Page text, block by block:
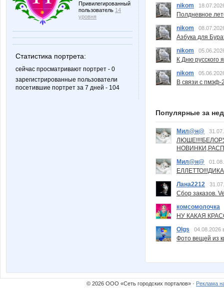
Привилегированный
пользователь 14
уровня
Статистика портрета:
сейчас просматривают портрет - 0
зарегистрированные пользователи
посетившие портрет за 7 дней - 104
nikom
Полдневное
nikom
Азбука для
nikom
К Дню русского
nikom
В связи с пмэф-
Популярные за
Мил@н@
Мил@н@
Лана2212
Сбор заказов.
комсомолочка
НУ КАКАЯ
Olgs
04.08.2026
Фото вещей из
© 2026 ООО «Сеть городских порталов» · Реклама